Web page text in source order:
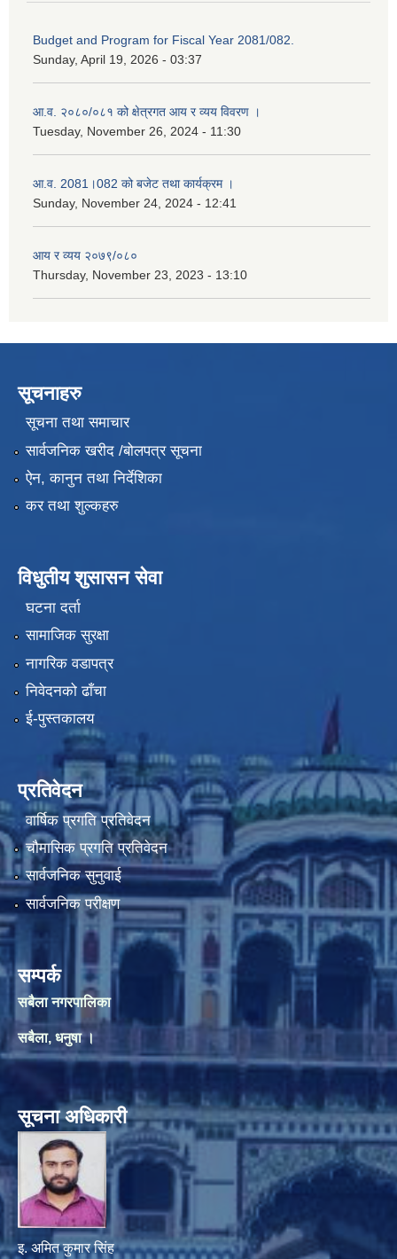
Budget and Program for Fiscal Year 2081/082.
Sunday, April 19, 2026 - 03:37
आ.व. २०८०/०८१ को क्षेत्रगत आय र व्यय विवरण ।
Tuesday, November 26, 2024 - 11:30
आ.व. 2081।082 को बजेट तथा कार्यक्रम ।
Sunday, November 24, 2024 - 12:41
आय र व्यय २०७९/०८०
Thursday, November 23, 2023 - 13:10
सूचनाहरु
सूचना तथा समाचार
सार्वजनिक खरीद /बोलपत्र सूचना
ऐन, कानुन तथा निर्देशिका
कर तथा शुल्कहरु
विधुतीय शुसासन सेवा
घटना दर्ता
सामाजिक सुरक्षा
नागरिक वडापत्र
निवेदनको ढाँचा
ई-पुस्तकालय
प्रतिवेदन
वार्षिक प्रगति प्रतिवेदन
चौमासिक प्रगति प्रतिवेदन
सार्वजनिक सुनुवाई
सार्वजनिक परीक्षण
सम्पर्क
सबैला नगरपालिका
सबैला, धनुषा ।
सूचना अधिकारी
इ. अमित कुमार सिंह